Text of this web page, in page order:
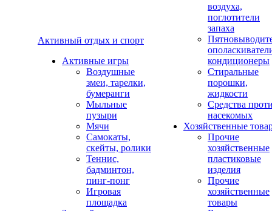
Активный отдых и спорт
Активные игры
Воздушные
змеи, тарелки,
бумеранги
Мыльные
пузыри
Мячи
Самокаты,
скейты, ролики
Теннис,
бадминтон,
пинг-понг
Игровая
площадка
воздуха,
поглотители
запаха
кондиционеры
Стиральные
порошки,
жидкости
Средства
насекомых
Хозяйственные
Прочие
хозяйственные
пластиковые
изделия
Прочие
хозяйственные
товары